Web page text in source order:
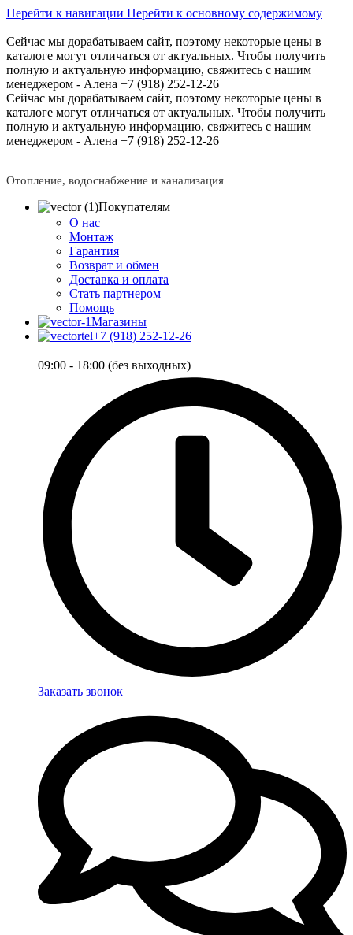
Перейти к навигации Перейти к основному содержимому
Сейчас мы дорабатываем сайт, поэтому некоторые цены в
каталоге могут отличаться от актуальных. Чтобы получить
полную и актуальную информацию, свяжитесь с нашим
менеджером - Алена +7 (918) 252-12-26
Сейчас мы дорабатываем сайт, поэтому некоторые цены в
каталоге могут отличаться от актуальных. Чтобы получить
полную и актуальную информацию, свяжитесь с нашим
менеджером - Алена +7 (918) 252-12-26
Отопление, водоснабжение и канализация
Покупателям
О нас
Монтаж
Гарантия
Возврат и обмен
Доставка и оплата
Стать партнером
Помощь
Магазины
+7 (918) 252-12-26
09:00 - 18:00 (без выходных)
Заказать звонок